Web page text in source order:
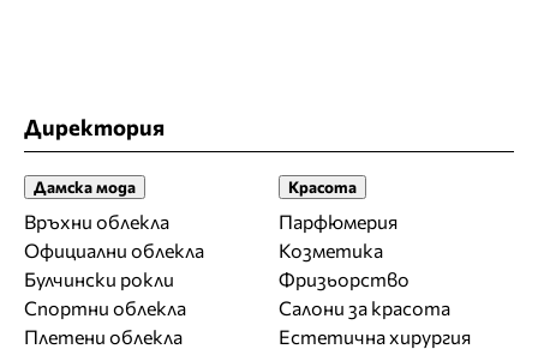
Директория
Дамска мода
Връхни облекла
Официални облекла
Булчински рокли
Спортни облекла
Плетени облекла
Красота
Парфюмерия
Козметика
Фризьорство
Салони за красота
Естетична хирургия